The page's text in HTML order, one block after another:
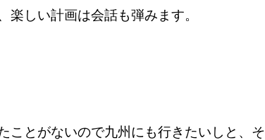
しい計画は会話も弾みます。
ことがないので九州にも行きたいしと、そ